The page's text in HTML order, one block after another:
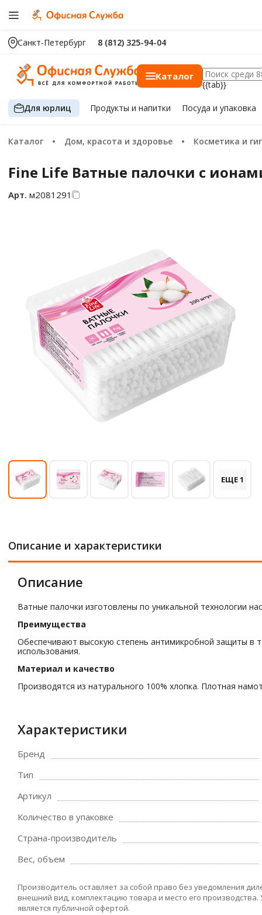
Санкт-Петербург 8 (812) 325-94-04
Каталог
{{tab}}
Для юрлиц Продуктыи напитки Посуда и упаковка
Каталог Дом, красота и здоровье Косметика и
Fine Life Ватные палочки с
Арт. м2081291
ЕЩЕ 1
Описание и характеристики
Описание
Ватные палочки изготовлены по уникальной технологии
Преимущества
Обеспечивают высокую степень антимикробной защиты в
использования.
Материал и качество
Производятся из натурального 100% хлопка. Плотная
Характеристики
Бренд
Тип
Артикул
Количество в упаковке
Страна-производитель
Вес, объем
Производитель оставляет за собой право без уведомления
внешний вид, комплектацию товара и место его
является публичной офертой.